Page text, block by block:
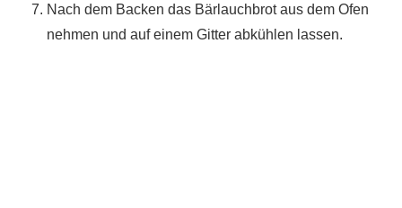
Nach dem Backen das Bärlauchbrot aus dem Ofen
nehmen und auf einem Gitter abkühlen lassen.